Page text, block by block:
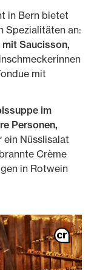
in Bern bietet
Spezialitäten an:
mit Saucisson,
mit
im
Personen,
Nüsslisalat
Crème
in Rotwein